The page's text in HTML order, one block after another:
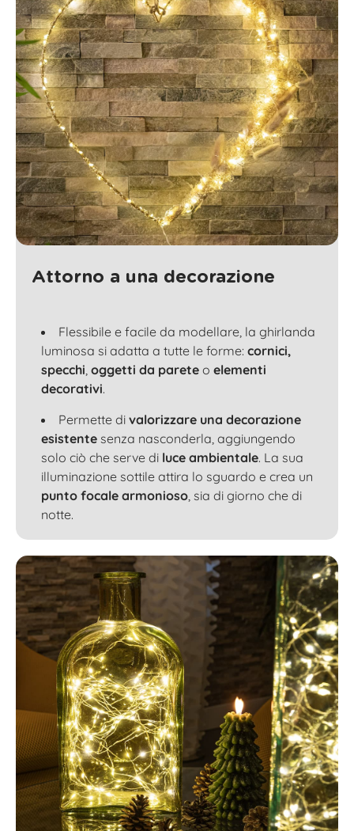
Attorno a una decorazione
Flessibile e facile da modellare, la ghirlanda
luminosa si adatta a tutte le forme: cornici,
specchi oggetti da parete o elementi
decorativi.
Permette di valorizzare una decorazione
esistente senza nasconderla, aggiungendo
solo ciò che serve di luce ambientale. La sua
illuminazione sottile attira lo sguardo e crea un
punto focale armonioso , sia di giorno che di
notte.